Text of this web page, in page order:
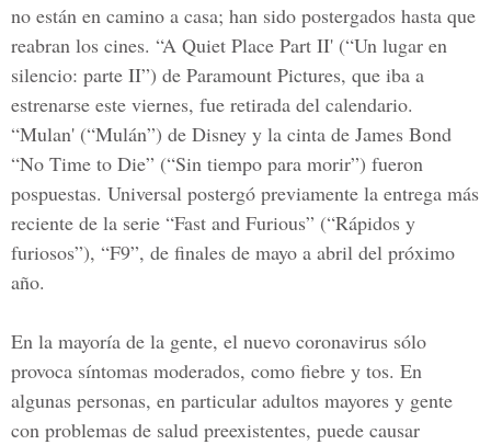
no están en camino a casa; han sido postergados hasta que
reabran los cines. “A Quiet Place Part II' (“Un lugar en
silencio: parte II”) de Paramount Pictures, que iba a
estrenarse este viernes, fue retirada del calendario.
“Mulan' (“Mulán”) de Disney y la cinta de James Bond
“No Time to Die” (“Sin tiempo para morir”) fueron
pospuestas. Universal postergó previamente la entrega más
reciente de la serie “Fast and Furious” (“Rápidos y
furiosos”), “F9”, de finales de mayo a abril del próximo
año.
En la mayoría de la gente, el nuevo coronavirus sólo
provoca síntomas moderados, como fiebre y tos. En
algunas personas, en particular adultos mayores y gente
con problemas de salud preexistentes, puede causar